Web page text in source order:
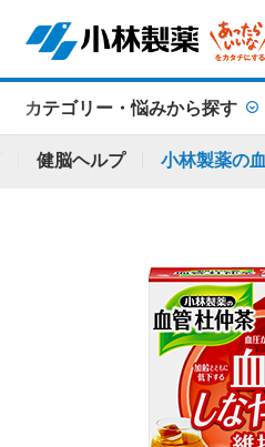
カテゴリー・悩みから探す
健脳ヘルプ 小林製薬の